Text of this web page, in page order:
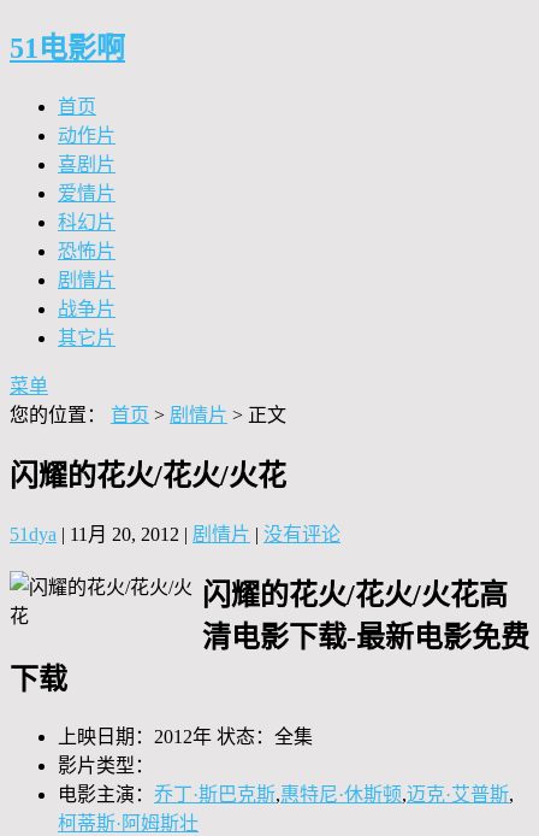
51电影啊
首页
动作片
喜剧片
爱情片
科幻片
恐怖片
剧情片
战争片
其它片
菜单
您的位置： 首页 > 剧情片 > 正文
闪耀的花火/花火/火花
51dya | 11月 20, 2012 | 剧情片 | 没有评论
闪耀的花火/花火/火花高
清电影下载-最新电影免费
下载
上映日期：2012年 状态：全集
影片类型：
电影主演： 乔丁·斯巴克斯,惠特尼·休斯顿,迈克·艾普斯,
柯蒂斯·阿姆斯壮